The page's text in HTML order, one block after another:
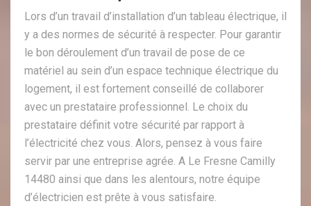
Lors d’un travail d’installation d’un tableau électrique, il
y a des normes de sécurité à respecter. Pour garantir
le bon déroulement d’un travail de pose de ce
matériel au sein d’un espace technique électrique du
logement, il est fortement conseillé de collaborer
avec un prestataire professionnel. Le choix du
prestataire définit votre sécurité par rapport à
l’électricité chez vous. Alors, pensez à vous faire
servir par une entreprise agrée. A Le Fresne Camilly
14480 ainsi que dans les alentours, notre équipe
d’électricien est prête à vous satisfaire.